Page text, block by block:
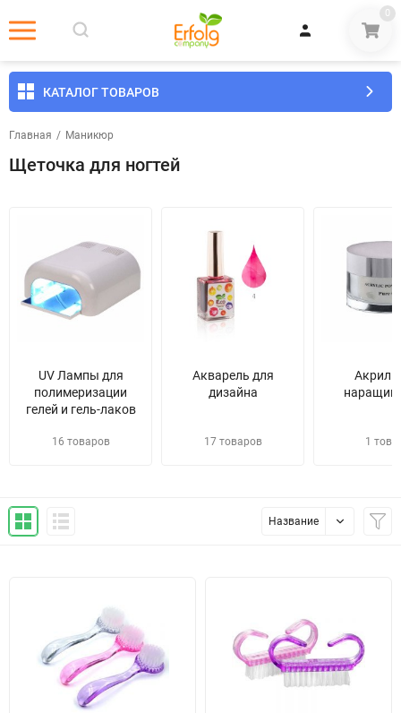
0
КАТАЛОГ ТОВАРОВ
Главная / Маникюр
Щеточка для ногтей
UV Лампы для
полимеризации
гелей и гель-лаков
16 товаров
Акварель для
дизайна
17 товаров
Акрил
1
Название